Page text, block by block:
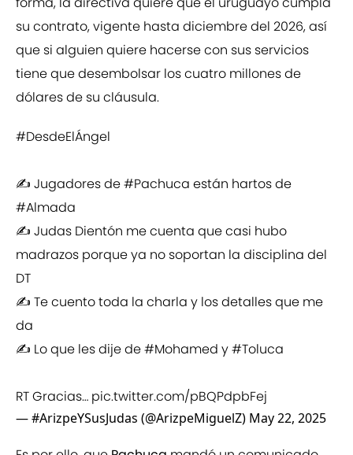
su contrato, vigente hasta diciembre del 2026, así
que si alguien quiere hacerse con sus servicios
tiene que desembolsar los cuatro millones de
dólares de su cláusula.
#DesdeElÁngel
✍️ Jugadores de#Pachuca están hartos de
#Almada
✍️ Judas Dientón me cuenta que casi hubo
madrazos porque ya no soportan la disciplina del
DT
✍️ Te cuento toda la charla y los detalles que me
da
✍️ Lo que les dije de#Mohamed y#Toluca
RT Gracias… pic.twitter.com/pBQPdpbFej
— #ArizpeYSusJudas (@ArizpeMiguelZ) May 22, 2025